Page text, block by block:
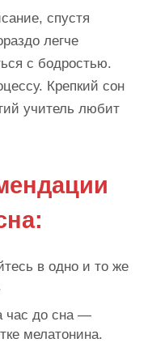
спустя
легче
с бодростью.
Крепкий сон
учитель любит
в одно и то же
час до сна —
мелатонина.